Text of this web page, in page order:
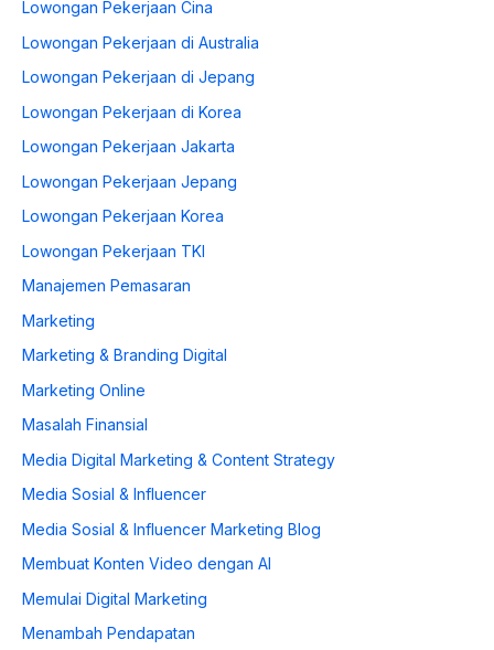
Lowongan Pekerjaan Cina
Lowongan Pekerjaan di Australia
Lowongan Pekerjaan di Jepang
Lowongan Pekerjaan di Korea
Lowongan Pekerjaan Jakarta
Lowongan Pekerjaan Jepang
Lowongan Pekerjaan Korea
Lowongan Pekerjaan TKI
Manajemen Pemasaran
Marketing
Marketing & Branding Digital
Marketing Online
Masalah Finansial
Media Digital Marketing & Content Strategy
Media Sosial & Influencer
Media Sosial & Influencer Marketing Blog
Membuat Konten Video dengan AI
Memulai Digital Marketing
Menambah Pendapatan